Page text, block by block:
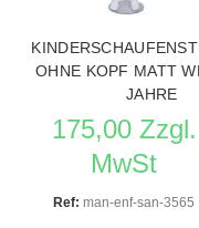
OHNE KOPF MATT
JAHRE
175,00 Zzgl.
MwSt
Ref: man-enf-san-3565